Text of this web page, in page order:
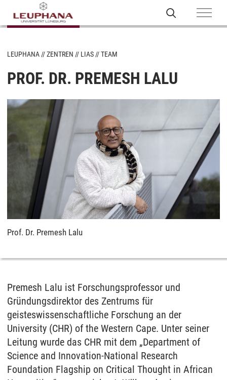
LEUPHANA ZENTREN LIAS TEAM
PROF. DR. PREMESH LALU
Prof. Dr. Premesh Lalu
Premesh Lalu ist Forschungsprofessor und
Gründungsdirektor des Zentrums für
geisteswissenschaftliche Forschung an der
University (CHR) of the Western Cape. Unter seiner
Leitung wurde das CHR mit dem „Department of
Science and Innovation-National Research
Foundation Flagship on Critical Thought in African